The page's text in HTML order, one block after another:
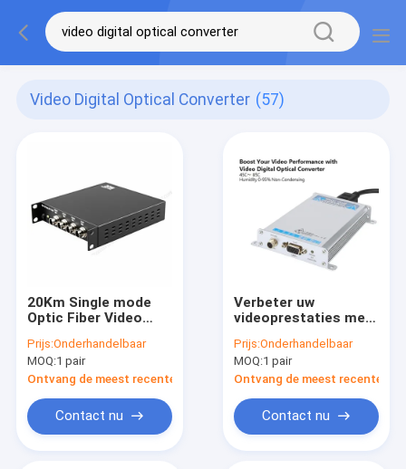
Video Digital Optical Converter (57)
20Km Single mode
Optic Fiber Video
Converter
1310nm/1550nm
from Camera to
Control Center
Prijs:Onderhandelbaar
MOQ:1 pair
Ontvang de meest recente Prijs
Contact nu
Verbeter uw
videoprestaties met
Converter -45C～
85C Vochtigheid 0-
95% Niet-
condenserend
Prijs:Onderhandelbaar
MOQ:1 pair
Ontvang de meest recente
Contact nu